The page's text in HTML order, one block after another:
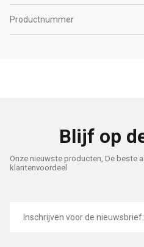
Productnummer
Blijf op
Onze nieuwste producten, De beste
klantenvoordeel
mailadres